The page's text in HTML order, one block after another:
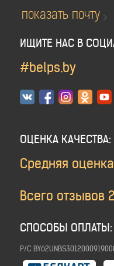
показать почту
ИЩИТЕ НАС В
#belps.by
ОЦЕНКА КАЧЕСТВА:
Средняя
Всего отзывов
СПОСОБЫ ОПЛАТЫ:
Р/C